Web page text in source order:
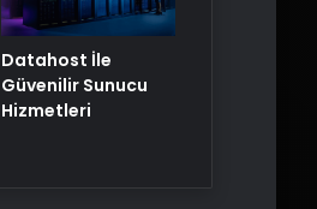
Datahost İle
Güvenilir Sunucu
Hizmetleri